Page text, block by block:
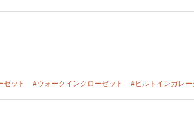
ゼット #ウォークインクローゼット #ビルトインガレー